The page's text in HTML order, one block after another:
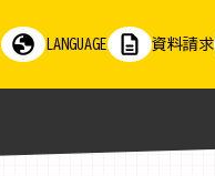
LANGUAGE 資料請求